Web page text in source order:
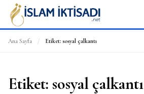
Ana Sayfa / Etiket: sosyal çalkantı
Etiket: sosyal çalkantı